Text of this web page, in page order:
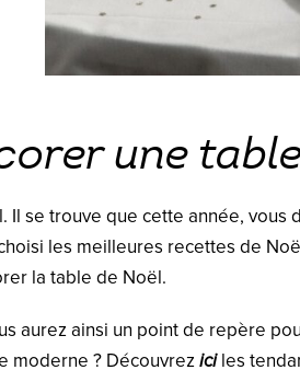
une
se trouve que cette année, vous
les meilleures recettes de
la table de Noël.
aurez ainsi un point de repère
moderne ? Découvreziciles